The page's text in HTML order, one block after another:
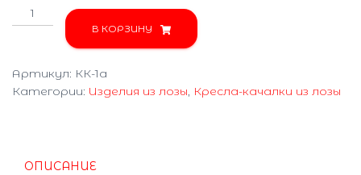
Количество
товара
КК-1а
В КОРЗИНУ
Артикул: КК-1а
Категории: Изделия из лозы, Кресла-качалки из лозы
ОПИСАНИЕ